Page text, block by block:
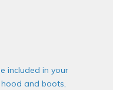
included in your
and boots,